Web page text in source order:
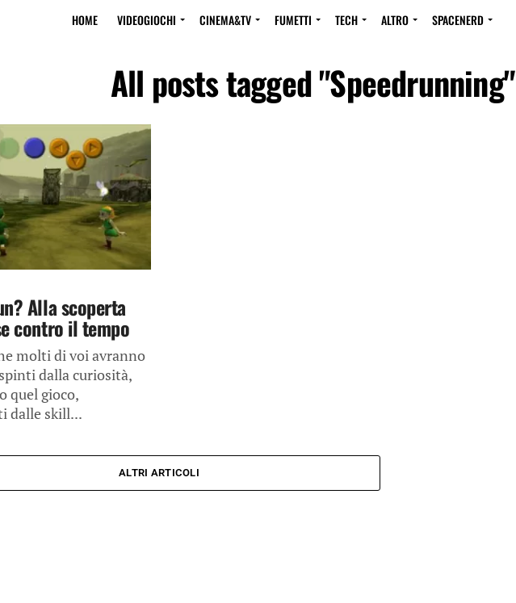
HOME VIDEOGIOCHI CINEMA&TV FUMETTI TECH ALTRO SPACENERD
All posts tagged "Speedrunning"
Alla scoperta
contro il tempo
molti di voi avranno
dalla curiosità,
quel gioco,
dalle skill...
ALTRI ARTICOLI